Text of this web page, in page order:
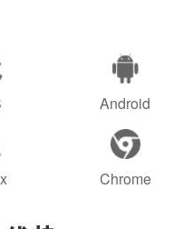
Android
Chrome